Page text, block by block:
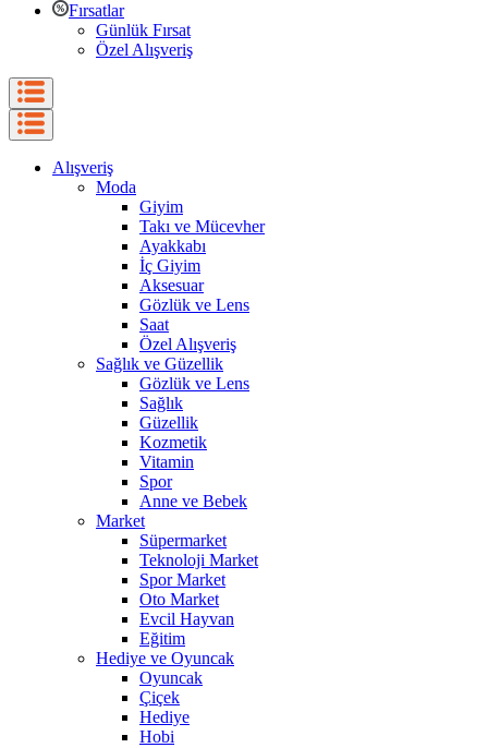
Fırsatlar
Günlük Fırsat
Özel Alışveriş
Alışveriş
Moda
Giyim
Takı ve Mücevher
Ayakkabı
İç Giyim
Aksesuar
Gözlük ve Lens
Saat
Özel Alışveriş
Sağlık ve Güzellik
Gözlük ve Lens
Sağlık
Güzellik
Kozmetik
Vitamin
Spor
Anne ve Bebek
Market
Süpermarket
Teknoloji Market
Spor Market
Oto Market
Evcil Hayvan
Eğitim
Hediye ve Oyuncak
Oyuncak
Çiçek
Hediye
Hobi